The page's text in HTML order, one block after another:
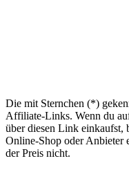
Die mit Sternchen (*)
Affiliate-Links. Wenn du
über diesen Link einkaufst,
Online-Shop oder Anbieter
der Preis nicht.